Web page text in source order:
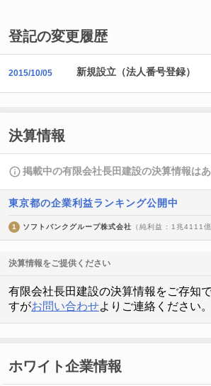
登記の変更履歴
2015/10/05 新規設立（法人番号登録）
決算情報
掲載中の有限会社長田建設の決算情報はあ
東京都の企業利益ランキング公開中
1 ソフトバンクグループ株式会社 （純利益 : 1兆4111
決算情報をご提供ください
有限会社長田建設の決算情報をご存知
すがお問い合わせよりご連絡ください。
ホワイト企業情報